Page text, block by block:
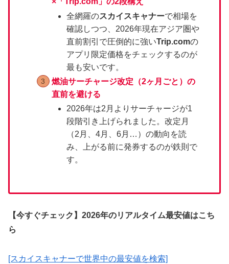
全網羅のスカイスキャナーで相場を
確認しつつ、2026年現在アジア圏や
直前割引で圧倒的に強いTrip.comの
アプリ限定価格をチェックするのが
最も安いです。
燃油サーチャージ改定（2ヶ月ごと）の
直前を避ける
2026年は2月よりサーチャージが1
段階引き上げられました。改定月
（2月、4月、6月…）の動向を読
み、上がる前に発券するのが鉄則で
す。
【今すぐチェック】2026年のリアルタイム最安値はこち
ら
[スカイスキャナーで世界中の最安値を検索]